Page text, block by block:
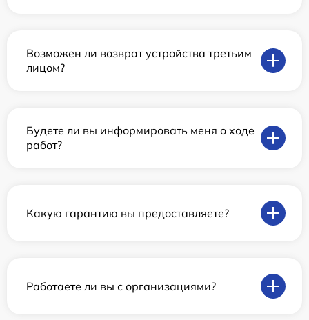
Возможен ли возврат устройства третьим
лицом?
Будете ли вы информировать меня о ходе
работ?
Какую гарантию вы предоставляете?
Работаете ли вы с организациями?